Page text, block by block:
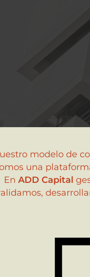
modelo de
una
En ADD Capital